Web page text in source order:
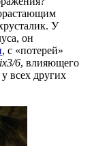
У
он
, с «потерей»
6, влияющего
всех других